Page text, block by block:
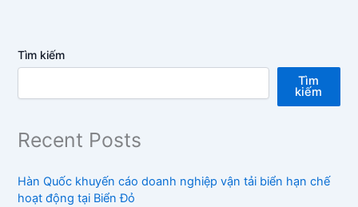
Tìm kiếm
Tìm
kiếm
Recent Posts
Hàn Quốc khuyến cáo doanh nghiệp vận tải biển hạn chế
hoạt động tại Biển Đỏ